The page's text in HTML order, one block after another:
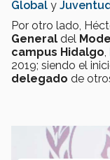
Global y
Por otro lado,
General del
campus Hidalgo,
2019; siendo el
delegado de